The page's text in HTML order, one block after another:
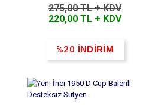
275,00 TL + KDV
220,00 TL + KDV
%20 İNDİRİM